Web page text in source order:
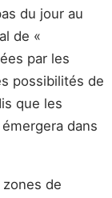
du jour au
de «
par les
possibilités de
que les
dans
de